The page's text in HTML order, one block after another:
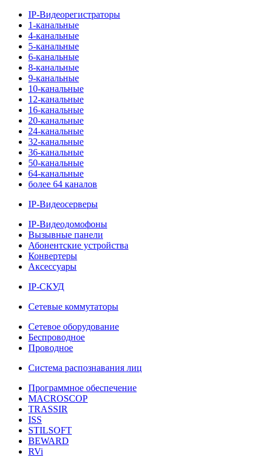
IP-Видеорегистраторы
1-канальные
4-канальные
5-канальные
6-канальные
8-канальные
9-канальные
10-канальные
12-канальные
16-канальные
20-канальные
24-канальные
32-канальные
36-канальные
50-канальные
64-канальные
более 64 каналов
IP-Видеосерверы
IP-Видеодомофоны
Вызывные панели
Абонентские устройства
Конвертеры
Аксессуары
IP-СКУД
Сетевые коммутаторы
Сетевое оборудование
Беспроводное
Проводное
Система распознавания лиц
Программное обеспечение
MACROSCOP
TRASSIR
ISS
STILSOFT
BEWARD
RVi